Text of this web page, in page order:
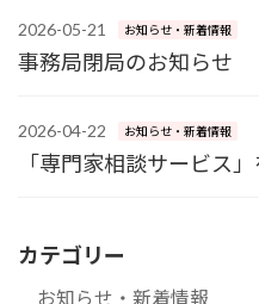
2026-05-21 お知らせ・新着情報
事務局閉局のお知らせ
2026-04-22 お知らせ・新着情報
「専門家相談サービス
カテゴリー
お知らせ・新着情報